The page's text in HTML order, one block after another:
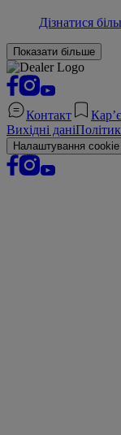
Дізнатися
Показати більше
Контакт
Вихідні дані
Налаштування cookie